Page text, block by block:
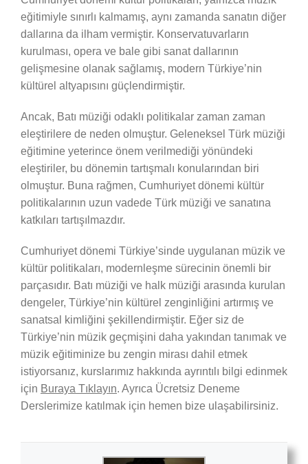
eğitimiyle sınırlı kalmamış, aynı zamanda sanatın diğer
dallarına da ilham vermiştir. Konservatuvarların
kurulması, opera ve bale gibi sanat dallarının
gelişmesine olanak sağlamış, modern Türkiye’nin
kültürel altyapısını güçlendirmiştir.
Ancak, Batı müziği odaklı politikalar zaman zaman
eleştirilere de neden olmuştur. Geleneksel Türk müziği
eğitimine yeterince önem verilmediği yönündeki
eleştiriler, bu dönemin tartışmalı konularından biri
olmuştur. Buna rağmen, Cumhuriyet dönemi kültür
politikalarının uzun vadede Türk müziği ve sanatına
katkıları tartışılmazdır.
Cumhuriyet dönemi Türkiye’sinde uygulanan müzik ve
kültür politikaları, modernleşme sürecinin önemli bir
parçasıdır. Batı müziği ve halk müziği arasında kurulan
dengeler, Türkiye’nin kültürel zenginliğini artırmış ve
sanatsal kimliğini şekillendirmiştir. Eğer siz de
Türkiye’nin müzik geçmişini daha yakından tanımak ve
müzik eğitiminize bu zengin mirası dahil etmek
istiyorsanız, kurslarımız hakkında ayrıntılı bilgi edinmek
için Buraya Tıklayın. Ayrıca Ücretsiz Deneme
Derslerimize katılmak için hemen bize ulaşabilirsiniz.